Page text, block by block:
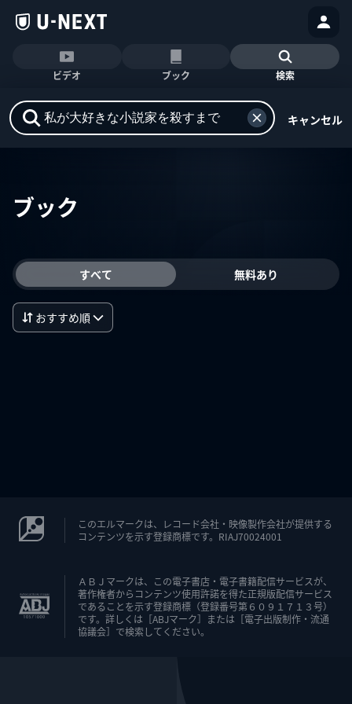
ビデオ ブック 検索
キャンセル
ブック
すべて 無料あり
おすすめ順
このエルマークは、レコード会社・映像製作会社が提供する
コンテンツを示す登録商標です。RIAJ70024001
ＡＢＪマークは、この電子書店・電子書籍配信サービスが、
著作権者からコンテンツ使用許諾を得た正規版配信サービス
であることを示す登録商標（登録番号第６０９１７１３号）
です。詳しくは［ABJマーク］または［電子出版制作・流通
協議会］で検索してください。